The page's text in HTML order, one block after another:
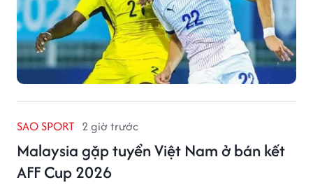
SAO SPORT 2 giờ trước
Malaysia gặp tuyển Việt Nam ở bán kết
AFF Cup 2026